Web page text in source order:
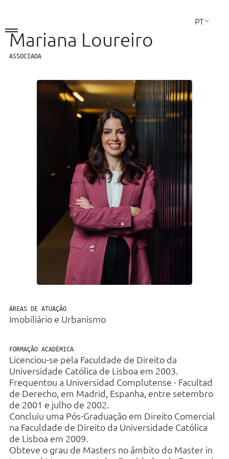
A Sociedade
Áreas de Atuação
Contactos
Direito Comercial
Fusões e Aquisições
Direito Fiscal
Bancário e Financeiro
Direito Laboral
Imobiliário & Urbanismo
Contencioso
Contratação Pública e
Administrativo
Regulatório e Proteção de Dados
PT
Mariana Loureiro
ASSOCIADA
ÁREAS DE ATUAÇÃO
Imobiliário e Urbanismo
FORMAÇÃO ACADÉMICA
Licenciou-se pela Faculdade de Direito da
Universidade Católica de Lisboa em 2003.
Frequentou a Universidad Complutense - Facultad
de Derecho, em Madrid, Espanha, entre setembro
de 2001 e julho de 2002.
Concluiu uma Pós-Graduação em Direito Comercial
na Faculdade de Direito da Universidade Católica
de Lisboa em 2009.
Obteve o grau de Masters no âmbito do Master in